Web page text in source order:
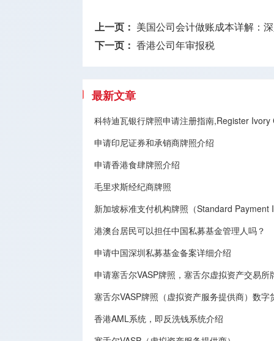
上一页： 美国公司会计做账成本详解：
下一页： 香港公司年审报税
最新文章
科特迪瓦银行牌照申请注册指南,Register
申请印尼证券和承销商牌照介绍
申请香港食肆牌照介绍
毛里求斯经纪商牌照
新加坡标准支付机构牌照（Standard
港澳台居民可以担任中国私募基金管理人吗？
申请中国深圳私募基金备案详细介绍
申请塞舌尔VASP牌照，塞舌尔虚拟资产交易
塞舌尔VASP牌照（虚拟资产服务提供商）数字
香港AML系统，即反洗钱系统介绍